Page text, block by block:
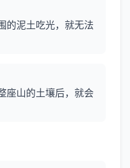
的泥土吃光，就无法
座山的土壤后，就会